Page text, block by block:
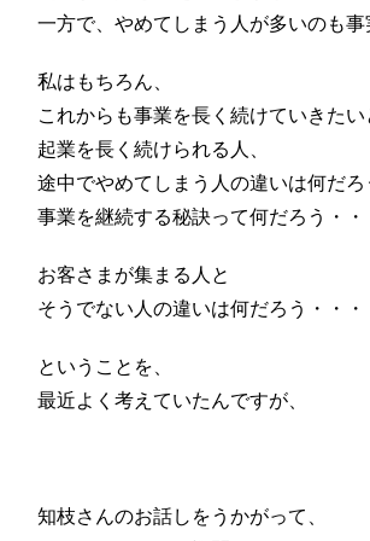
一方で、やめてしまう人が多いのも事
私はもちろん、
これからも事業を長く続けていきたい
起業を長く続けられる人、
途中でやめてしまう人の違いは何だろ
事業を継続する秘訣って何だろう・・
お客さまが集まる人と
そうでない人の違いは何だろう・・・
ということを、
最近よく考えていたんですが、
知枝さんのお話しをうかがって、